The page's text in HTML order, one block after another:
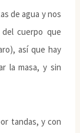
de agua y nos
cuerpo que
así que hay
la masa, y sin
tandas, y con